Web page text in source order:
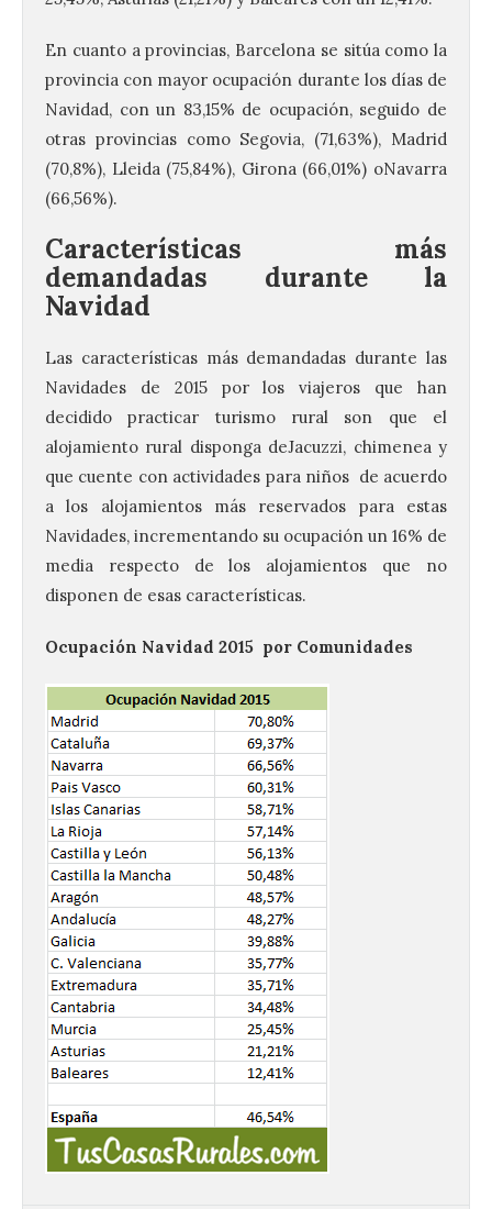
En cuanto a provincias, Barcelona se sitúa como la
provincia con mayor ocupación durante los días de
Navidad, con un 83,15% de ocupación, seguido de
otras provincias como Segovia, (71,63%), Madrid
(70,8%), Lleida (75,84%), Girona (66,01%) oNavarra
(66,56%).
Características más
demandadas durante la
Navidad
Las características más demandadas durante las
Navidades de 2015 por los viajeros que han
decidido practicar turismo rural son que el
alojamiento rural disponga deJacuzzi, chimenea y
que cuente con actividades para niños de acuerdo
a los alojamientos más reservados para estas
Navidades, incrementando su ocupación un 16% de
media respecto de los alojamientos que no
disponen de esas características.
Ocupación Navidad 2015 por Comunidades
Vuelve la tradicional Feria
de Dulces del Convento a
Gradefes
7 Ago 2026
Tendrá lugar el 9 de
agosto en los aledaños del
monasterio cisterciense
Gradefes. Una cita
imprescindible para disfrutar de los
mejores dulces conventuales, tradición,
cultura y un ambiente único. El